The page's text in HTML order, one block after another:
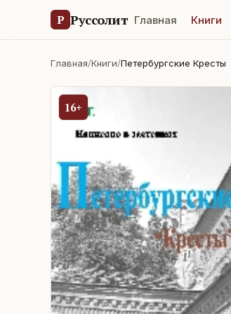
Р Руссолит Главная Книги
Главная/Книги/Петербургские Кресты
16+